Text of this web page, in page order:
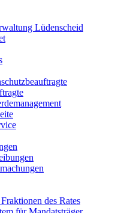
Lüdenscheid
des Rates